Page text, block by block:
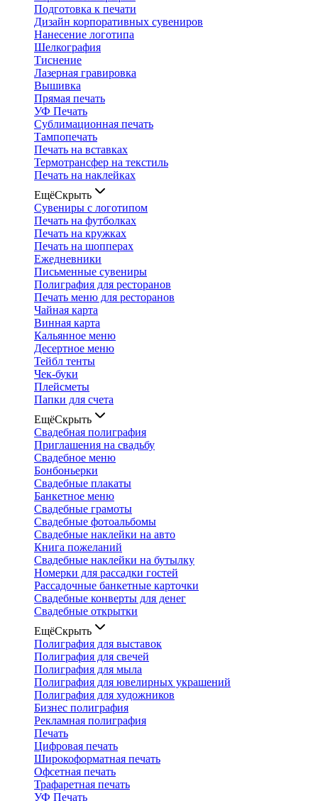
Подготовка к печати
Дизайн корпоративных сувениров
Нанесение логотипа
Шелкография
Тиснение
Лазерная гравировка
Вышивка
Прямая печать
УФ Печать
Сублимационная печать
Тампопечать
Печать на вставках
Термотрансфер на текстиль
Печать на наклейках
ЕщёСкрыть
Сувениры с логотипом
Печать на футболках
Печать на кружках
Печать на шопперах
Ежедневники
Письменные сувениры
Полиграфия для ресторанов
Печать меню для ресторанов
Чайная карта
Винная карта
Кальянное меню
Десертное меню
Тейбл тенты
Чек-буки
Плейсметы
Папки для счета
ЕщёСкрыть
Свадебная полиграфия
Приглашения на свадьбу
Свадебное меню
Бонбоньерки
Свадебные плакаты
Банкетное меню
Свадебные грамоты
Свадебные фотоальбомы
Свадебные наклейки на авто
Книга пожеланий
Свадебные наклейки на бутылку
Номерки для рассадки гостей
Рассадочные банкетные карточки
Свадебные конверты для денег
Свадебные открытки
ЕщёСкрыть
Полиграфия для выставок
Полиграфия для свечей
Полиграфия для мыла
Полиграфия для ювелирных украшений
Полиграфия для художников
Бизнес полиграфия
Рекламная полиграфия
Печать
Цифровая печать
Широкоформатная печать
Офсетная печать
Трафаретная печать
УФ Печать